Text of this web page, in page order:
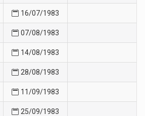
16/07/1983
07/08/1983
14/08/1983
28/08/1983
11/09/1983
25/09/1983